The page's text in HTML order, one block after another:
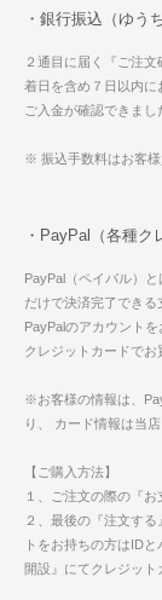
・銀行振込（ゆう
２通目に届く『ご注
着日を含め７日以内に
ご入金が確認できまし
※ 振込手数料はお客
・PayPal（各種ク
PayPal（ペイパル）
だけで決済完了できる
PayPalのアカウント
クレジットカードでお
※お客様の情報は、
り、 カード情報は当
【ご購入方法】
１、ご注文の際の『お
２、最後の『注文す
トをお持ちの方はID
開設』にてクレジット